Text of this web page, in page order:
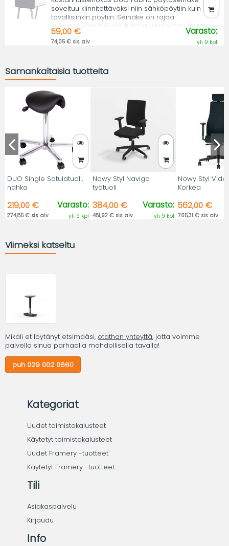
soveltuu kiinnitettäväksi niin sähköpöytiin kuin
tavallisiinkin pöytiin. Seinäke on rajaa
sujuvasti ympäröivää tilaa ja vaimentaa ääntä.
59,00 €
74,05 € sis. alv
Varasto:
yli 9 kpl
Samankaltaisia tuotteita
DUO Single Satulatuoli,
nahka
219,00 €
274,85 € sis. alv
Varasto:
yli 9 kpl
Nowy Styl Navigo
työtuoli
384,00 €
481,92 € sis. alv
Varasto:
yli 9 kpl
Nowy Styl
Korkea
562,00 €
705,31 € sis. alv
Viimeksi katseltu
Mikäli et löytänyt etsimääsi, otathan yhteyttä, jotta voimme
palvella sinua parhaalla mahdollisella tavalla!
puh 029 002 0660
Kategoriat
Uudet toimistokalusteet
Käytetyt toimistokalusteet
Uudet Framery -tuotteet
Käytetyt Framery -tuotteet
Tili
Asiakaspalvelu
Kirjaudu
Info